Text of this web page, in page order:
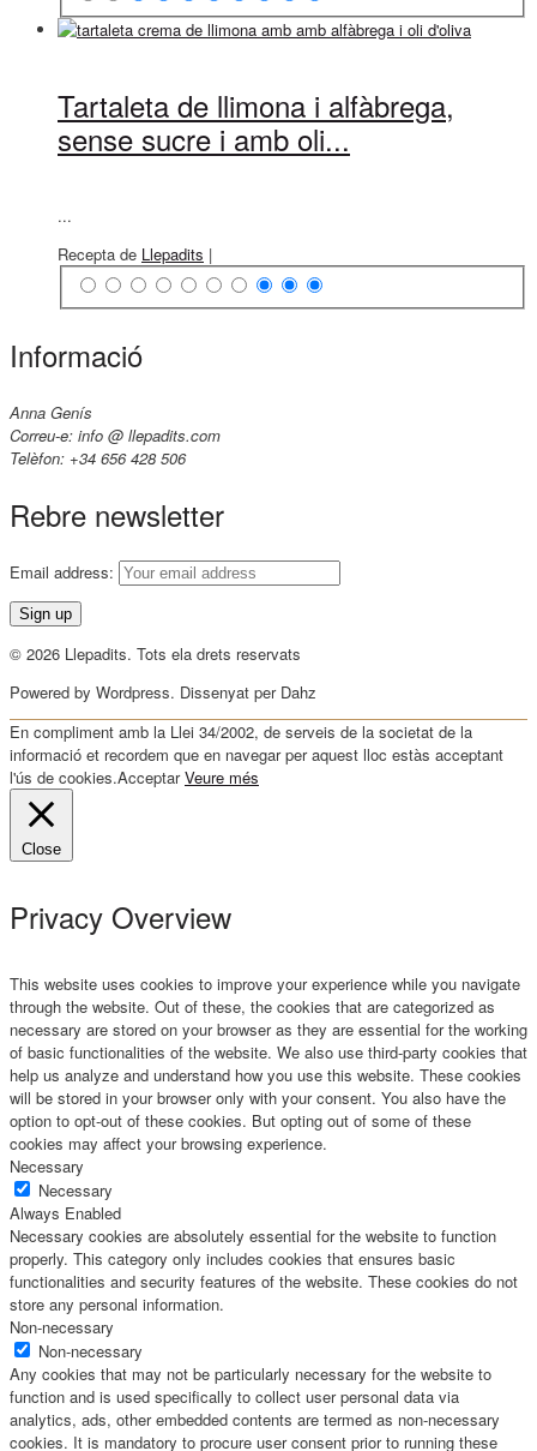
Tartaleta de llimona i alfàbrega,
sense sucre i amb oli...
...
Recepta de Llepadits |
Informació
Anna Genís
Correu-e: info @ llepadits.com
Telèfon: +34 656 428 506
Rebre newsletter
Email address:
© 2026 Llepadits. Tots ela drets reservats
Powered by Wordpress. Dissenyat per Dahz
En compliment amb la Llei 34/2002, de serveis de la societat de la
informació et recordem que en navegar per aquest lloc estàs acceptant
l'ús de cookies.Acceptar Veure més
Close
Privacy Overview
This website uses cookies to improve your experience while you navigate
through the website. Out of these, the cookies that are categorized as
necessary are stored on your browser as they are essential for the working
of basic functionalities of the website. We also use third-party cookies that
help us analyze and understand how you use this website. These cookies
will be stored in your browser only with your consent. You also have the
option to opt-out of these cookies. But opting out of some of these
cookies may affect your browsing experience.
Necessary
Necessary
Always Enabled
Necessary cookies are absolutely essential for the website to function
properly. This category only includes cookies that ensures basic
functionalities and security features of the website. These cookies do not
store any personal information.
Non-necessary
Non-necessary
Any cookies that may not be particularly necessary for the website to
function and is used specifically to collect user personal data via
analytics, ads, other embedded contents are termed as non-necessary
cookies. It is mandatory to procure user consent prior to running these